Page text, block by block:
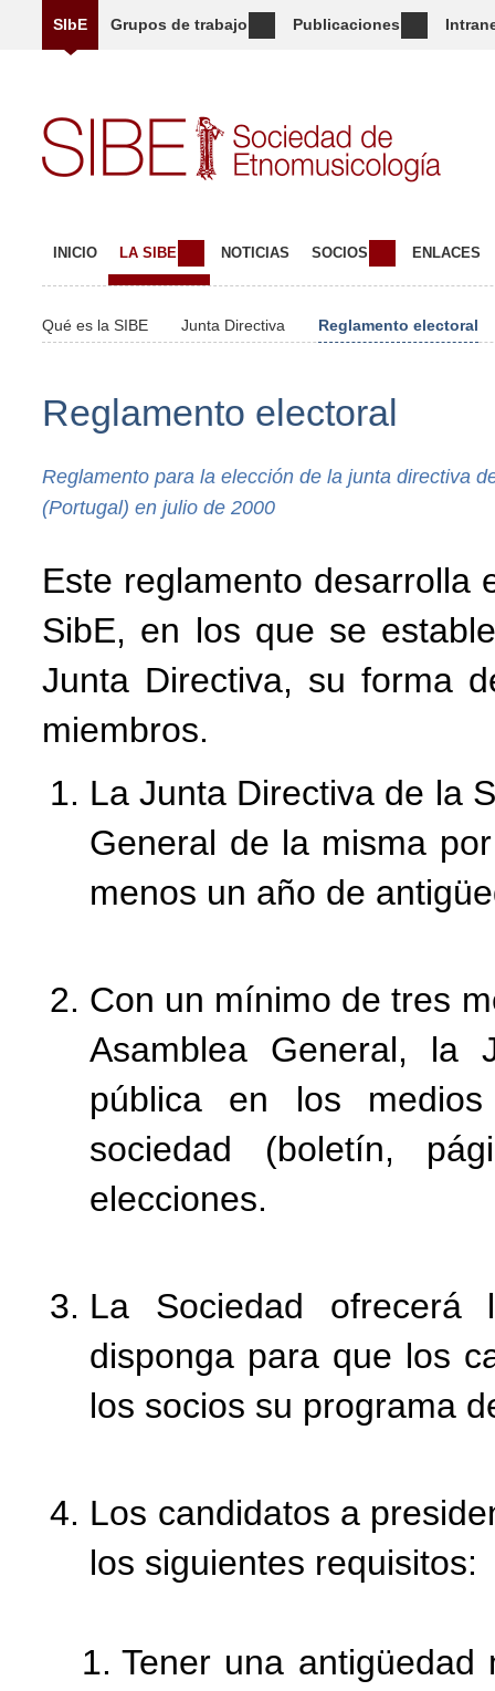
SIbE Grupos de trabajo Publicaciones
INICIO LA SIBE NOTICIAS SOCIOS ENLACES
Qué es la SIBE Junta Directiva Reglamento electoral
Reglamento electoral
Reglamento para la elección de la junta directiva
(Portugal) en julio de 2000
Este reglamento desarrolla
SibE, en los que se
Junta Directiva, su forma
miembros.
La Junta Directiva de la
General de la misma
menos un año de
Con un mínimo de tres
Asamblea General, la
pública en los
sociedad (boletín,
elecciones.
La Sociedad
disponga para que los
los socios su programa
Los candidatos a
los siguientes requisitos:
Tener una